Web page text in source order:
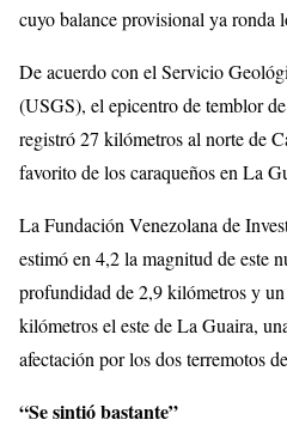
cuyo balance provisional ya ronda
De acuerdo con el Servicio
(USGS), el epicentro de temblor
registró 27 kilómetros al norte de
favorito de los caraqueños en La
La Fundación Venezolana de
estimó en 4,2 la magnitud de este
profundidad de 2,9 kilómetros y
kilómetros el este de La Guaira,
afectación por los dos terremotos
“Se sintió bastante”